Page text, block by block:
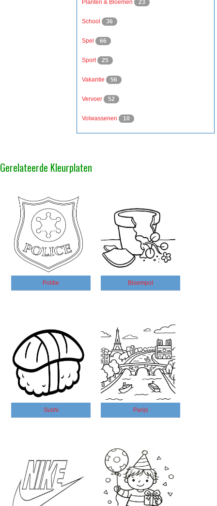
Planten & Bloemen 23
School 36
Spel 66
Sport 25
Vakantie 56
Vervoer 52
Volwassenen 10
Gerelateerde Kleurplaten
Politie Bloempot
Sushi Parijs